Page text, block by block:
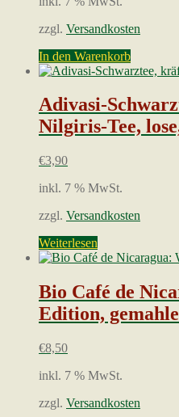
zzgl. Versandkosten
In den Warenkorb
Adivasi-
Nilgiris-Tee,
€3,90
inkl. 7 % MwSt.
zzgl. Versandkosten
Weiterlesen
Bio Café de
Edition,
€8,50
inkl. 7 % MwSt.
zzgl. Versandkosten